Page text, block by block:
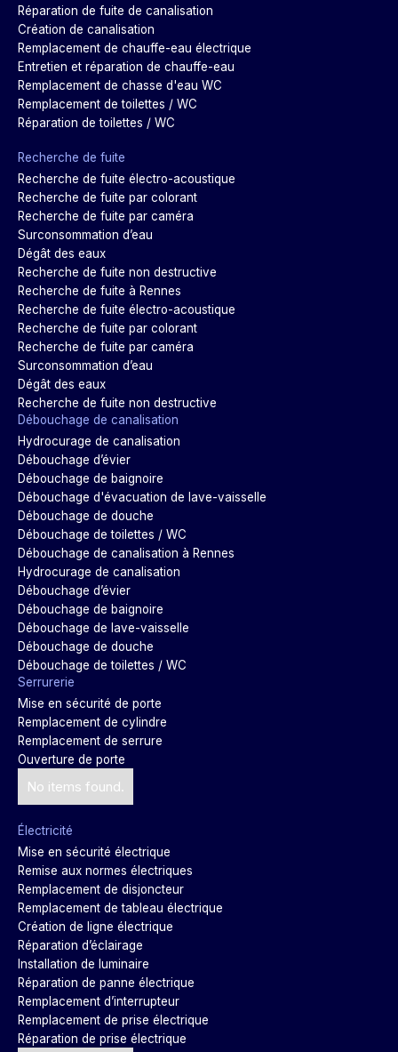
Réparation de fuite de canalisation
Création de canalisation
Remplacement de chauffe-eau électrique
Entretien et réparation de chauffe-eau
Remplacement de chasse d'eau WC
Remplacement de toilettes / WC
Réparation de toilettes / WC
Recherche de fuite
Recherche de fuite électro-acoustique
Recherche de fuite par colorant
Recherche de fuite par caméra
Surconsommation d’eau
Dégât des eaux
Recherche de fuite non destructive
Recherche de fuite à Rennes
Recherche de fuite électro-acoustique
Recherche de fuite par colorant
Recherche de fuite par caméra
Surconsommation d’eau
Dégât des eaux
Recherche de fuite non destructive
Débouchage de canalisation
Hydrocurage de canalisation
Débouchage d’évier
Débouchage de baignoire
Débouchage d'évacuation de lave-vaisselle
Débouchage de douche
Débouchage de toilettes / WC
Débouchage de canalisation à Rennes
Hydrocurage de canalisation
Débouchage d’évier
Débouchage de baignoire
Débouchage de lave-vaisselle
Débouchage de douche
Débouchage de toilettes / WC
Serrurerie
Mise en sécurité de porte
Remplacement de cylindre
Remplacement de serrure
Ouverture de porte
No items found.
Électricité
Mise en sécurité électrique
Remise aux normes électriques
Remplacement de disjoncteur
Remplacement de tableau électrique
Création de ligne électrique
Réparation d’éclairage
Installation de luminaire
Réparation de panne électrique
Remplacement d’interrupteur
Remplacement de prise électrique
Réparation de prise électrique